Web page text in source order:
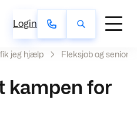
Login
jeg hjælp Fleksjob og
kampen for